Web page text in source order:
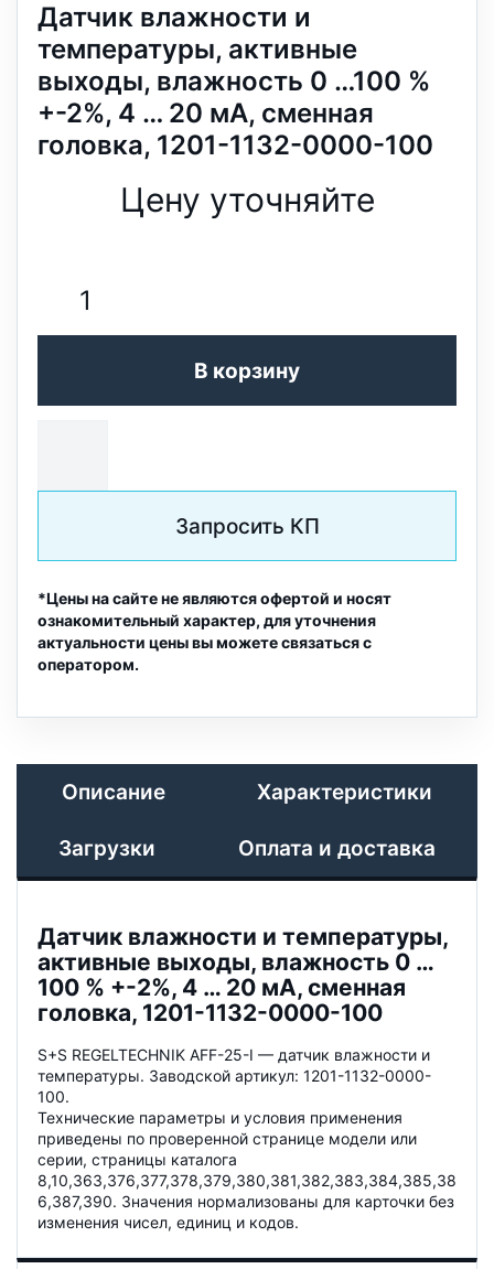
Датчик влажности и
температуры, активные
выходы, влажность 0 …100 %
+-2%, 4 … 20 мA, сменная
головка, 1201-1132-0000-100
Цену уточняйте
В корзину
Запросить КП
*Цены на сайте не являются офертой и носят
ознакомительный характер, для уточнения
актуальности цены вы можете связаться с
оператором.
Описание Характеристики
Загрузки Оплата и доставка
Датчик влажности и температуры,
активные выходы, влажность 0 …
100 % +-2%, 4 … 20 мA, сменная
головка, 1201-1132-0000-100
S+S REGELTECHNIK AFF-25-I — датчик влажности и
температуры. Заводской артикул: 1201-1132-0000-
100.
Технические параметры и условия применения
приведены по проверенной странице модели или
серии, страницы каталога
8,10,363,376,377,378,379,380,381,382,383,384,385,38
6,387,390. Значения нормализованы для карточки без
изменения чисел, единиц и кодов.